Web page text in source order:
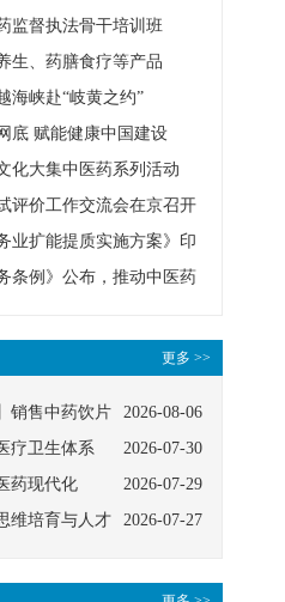
监督执法骨干培训班
生、药膳食疗等产品
海峡赴“岐黄之约”
底 赋能健康中国建设
化大集中医药系列活动
评价工作交流会在京召开
业扩能提质实施方案》印
医学中心
条例》公布，推动中医药
更多 >>
2026-08-06
销售中药饮片
意事项
2026-07-30
疗卫生体系
2026-07-29
药现代化
2026-07-27
维培育与人才